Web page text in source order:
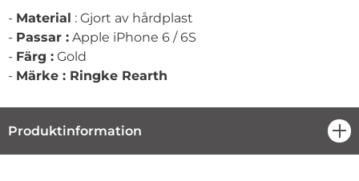
- Material : Gjort av hårdplast
- Passar : Apple iPhone 6 / 6S
- Färg : Gold
- Märke : Ringke Rearth
Produktinformation